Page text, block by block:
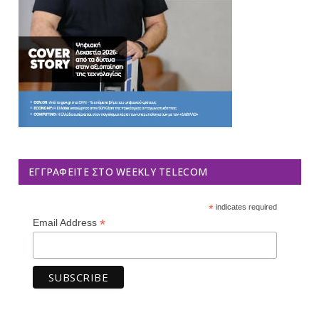
ΕΓΓΡΑΦΕΊΤΕ ΣΤΟ WEEKLY TELECOM
*indicates required
Email Address *